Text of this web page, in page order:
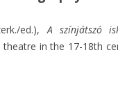
ed.),A színjátszó
theatre in the 17-18th